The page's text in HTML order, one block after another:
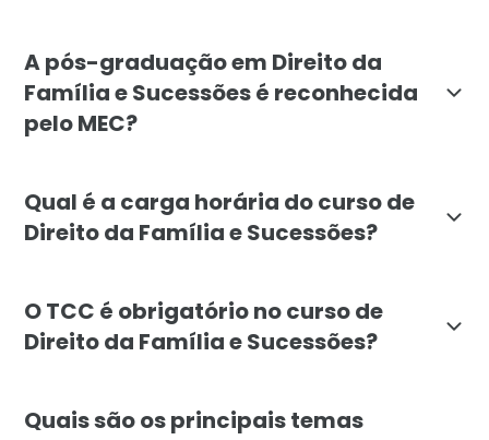
A pós-graduação em Direito da
Família e Sucessões é reconhecida
pelo MEC?
Qual é a carga horária do curso de
Direito da Família e Sucessões?
O TCC é obrigatório no curso de
Direito da Família e Sucessões?
Quais são os principais temas